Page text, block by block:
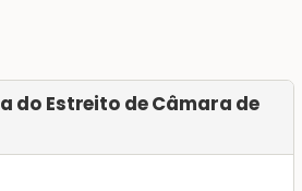
do Estreito de Câmara de